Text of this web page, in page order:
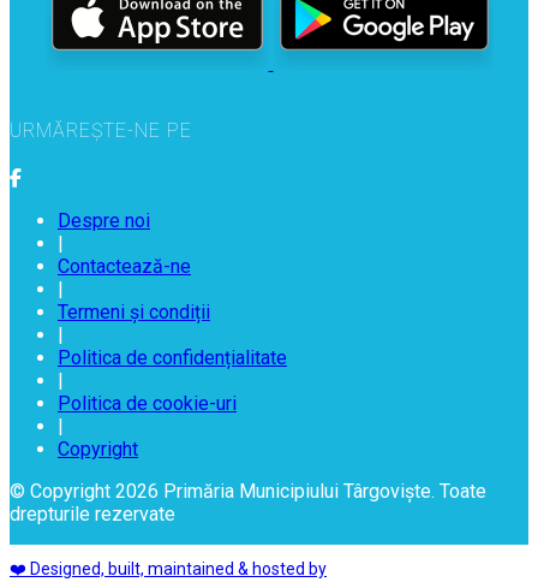
URMĂREȘTE-NE PE
Despre noi
Contactează-ne
Termeni și condiții
Politica de confidențialitate
Politica de cookie-uri
Copyright
© Copyright 2026 Primăria Municipiului Târgoviște. Toate
drepturile rezervate
❤️ Designed, built, maintained & hosted by